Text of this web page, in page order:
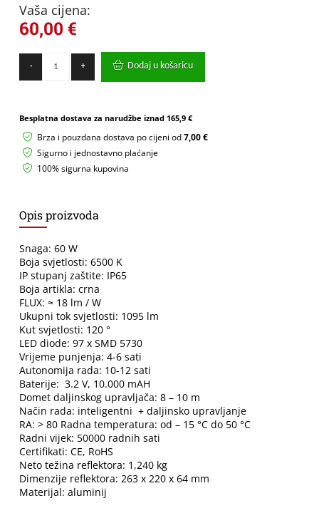
Vaša cijena:
60,00 €
-
reflektor
količina
+ Dodaj u košaricu
Besplatna dostava za narudžbe iznad 165,9 €
Brza i pouzdana dostava po cijeni od7,00 €
Sigurno i jednostavno plaćanje
100% sigurna kupovina
Opis proizvoda
Snaga: 60 W
Boja svjetlosti: 6500 K
IP stupanj zaštite: IP65
Boja artikla: crna
FLUX: ≈ 18 lm / W
Ukupni tok svjetlosti: 1095 lm
Kut svjetlosti: 120 °
LED diode: 97 x SMD 5730
Vrijeme punjenja: 4-6 sati
Autonomija rada: 10-12 sati
Baterije: 3.2 V, 10.000 mAH
Domet daljinskog upravljača: 8 – 10 m
Način rada: inteligentni + daljinsko upravljanje
RA: > 80 Radna temperatura: od – 15 °C do 50 °C
Radni vijek: 50000 radnih sati
Certifikati: CE, RoHS
Neto težina reflektora: 1,240 kg
Dimenzije reflektora: 263 x 220 x 64 mm
Materijal: aluminij